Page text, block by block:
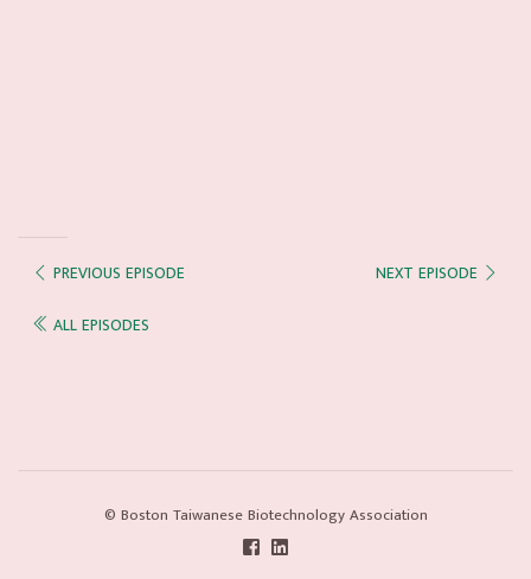
PREVIOUS EPISODE
NEXT EPISODE
ALL EPISODES
© Boston Taiwanese Biotechnology Association